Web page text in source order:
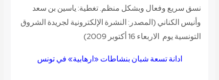
نسق سريع وفعال وبشكل منظم.تغطية: ياسين بن سعد
وأنيس الكناني (المصدر: النشرة الإلكترونية لجريدة الشروق
التونسية يوم الاربعاء 16 أكتوبر 2009)
ادانة تسعة شبان بنشاطات «ارهابية» في تونس